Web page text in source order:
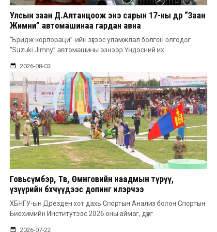
Улсын заан Д.Алтанцоож энэ сарын 17-ны өдөр “Заан
Жимни” автомашинаа гардан авна
“Бридж корпораци”-ийн зүгээс уламжлал болгон олгодог
“Suzuki Jimny” автомашины эзнээр Үндэсний их
2026-08-03
Говьсүмбэр, Төв, Өмнөговийн наадмын түрүү,
үзүүрийн бөхчүүдээс допинг илэрчээ
ХБНГУ-ын Дрезден хот дахь Спортын Анализ болон Спортын
Биохимийн Институтээс 2026 оны аймаг, дүүрг
2026-07-22